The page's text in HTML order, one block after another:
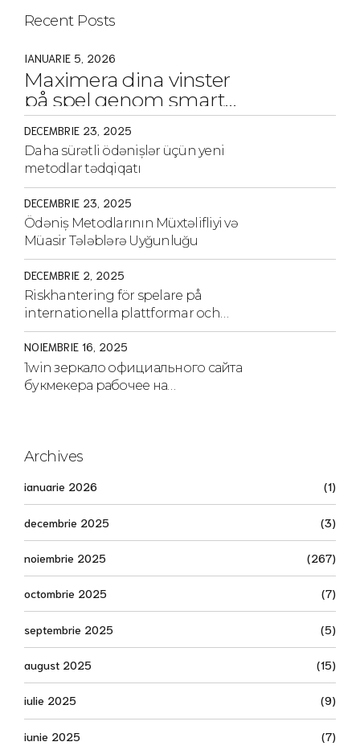
Recent Posts
IANUARIE 5, 2026
Maximera dina vinster
på spel genom smarta
strategier och tips
DECEMBRIE 23, 2025
Daha sürətli ödənişlər üçün yeni
metodlar tədqiqatı
DECEMBRIE 23, 2025
Ödəniş Metodlarının Müxtəlifliyi və
Müasir Tələblərə Uyğunluğu
DECEMBRIE 2, 2025
Riskhantering för spelare på
internationella plattformar och
strategier för säkerhet
NOIEMBRIE 16, 2025
1win зеркало официального сайта
букмекера рабочее на
Archives
ianuarie 2026 (1)
decembrie 2025 (3)
noiembrie 2025 (267)
octombrie 2025 (7)
septembrie 2025 (5)
august 2025 (15)
iulie 2025 (9)
iunie 2025 (7)